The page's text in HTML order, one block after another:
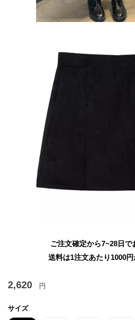
ご注文確定から7~28日で
送料は1注文あたり 1000
2,620 円
サイズ